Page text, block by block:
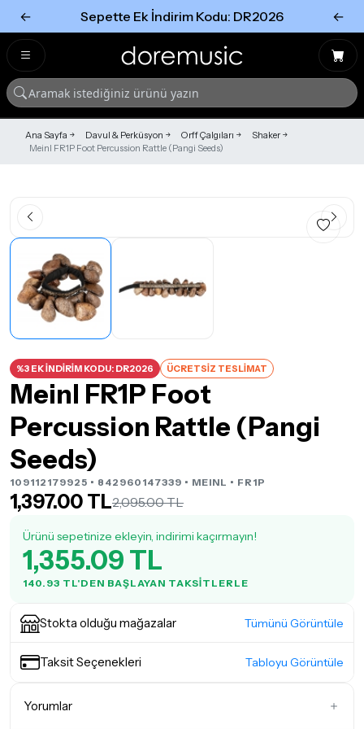
← Sepette Ek İndirim Kodu: DR2026 ←
Ana Sayfa Davul & Perküsyon Orff Çalgıları
Shaker
Meinl FR1P Foot Percussion Rattle (Pangi Seeds)
%3 EK İNDİRİM KODU: DR2026 ÜCRETSİZ TESLİMAT
Meinl FR1P Foot
Percussion Rattle (Pangi
Seeds)
109112179925 • 842960147339 • MEINL • FR1P
1,397.00 TL2,095.00 TL
Ürünü sepetinize ekleyin, indirimi kaçırmayın!
1,355.09 TL
140.93 TL'DEN BAŞLAYAN TAKSITLERLE
Stokta olduğu mağazalar Tümünü Görüntüle
Taksit Seçenekleri Tabloyu Görüntüle
Yorumlar
Tümünü Gör
Tümünü gör